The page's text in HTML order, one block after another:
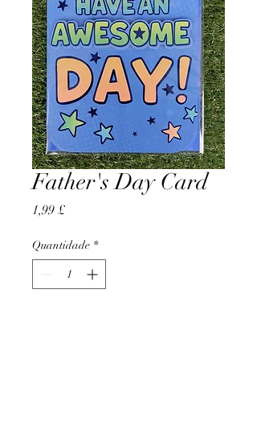
Father's Day Card
1,99 £Preço
Quantidade *